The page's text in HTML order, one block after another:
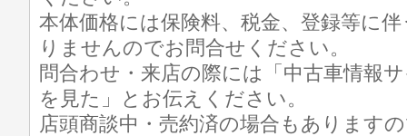
本体価格には保険料、税金、登録等に
りませんのでお問合せください。
問合わせ・来店の際には「中古車情報
を見た」とお伝えください。
店頭商談中・売約済の場合もあります